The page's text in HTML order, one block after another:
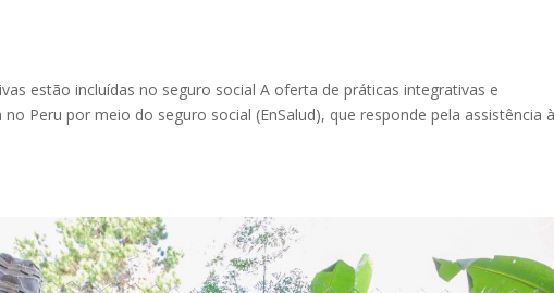
estão incluídas no seguro social A oferta de práticas integrativas e
Peru por meio do seguro social (EnSalud), que responde pela assistência